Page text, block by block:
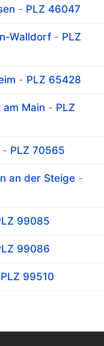
- PLZ 46047
Walldorf - PLZ
- PLZ 65428
Main - PLZ
- PLZ 70565
an der Steige -
99085
99086
PLZ 99510